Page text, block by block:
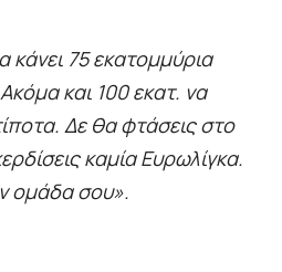
75 εκατομμύρια
και 100 εκατ. να
Δε θα φτάσεις στο
καμία Ευρωλίγκα.
ομάδα σου».